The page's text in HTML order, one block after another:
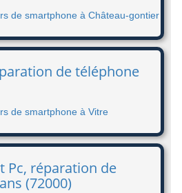
de smartphone à Château-gontier
de téléphone
de smartphone à Vitre
Pc, réparation de
(72000)